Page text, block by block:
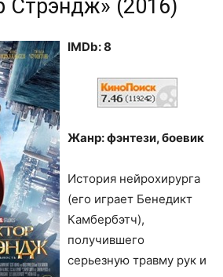
Стрэндж» (2016)
IMDb: 8
Жанр: фэнтези, боевик
История нейрохирурга
(его играет Бенедикт
Камбербэтч),
получившего
серьезную травму рук и